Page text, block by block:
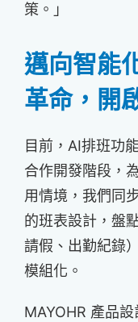
策。」
邁向智能
革命，開
目前，AI排班功
合作開發階段，
用情境，我們同
的班表設計，盤
請假、出勤紀錄
模組化。
MAYOHR 產品